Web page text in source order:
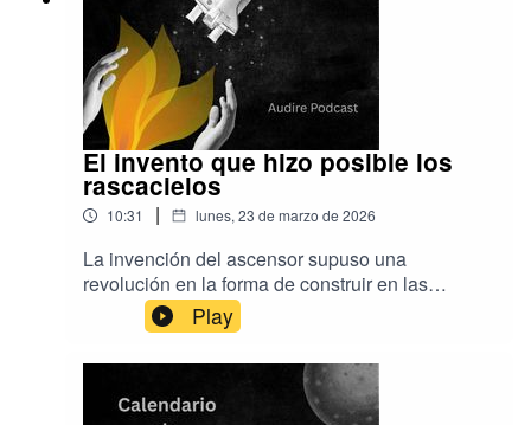
El invento que hizo posible los
rascacielos
10:31 | lunes, 23 de marzo de 2026
La invención del ascensor supuso una
revolución en la forma de construir en las
ciudades. Esta es la historia de sus
inicios.Música de Aser Rodríguez y
EpidemicSoundProducción de Audire Podcast.
Play